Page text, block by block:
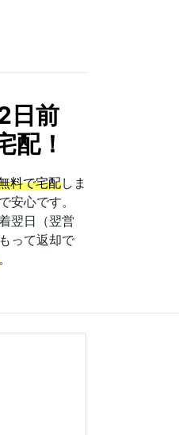
日前
配！
料で宅配しま
安心です。
翌日（翌営
って返却で
。